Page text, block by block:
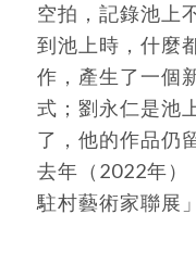
空拍，記錄池上
到池上時，什麼
作，產生了一個
式；劉永仁是池
了，他的作品仍
去年（2022年
駐村藝術家聯展